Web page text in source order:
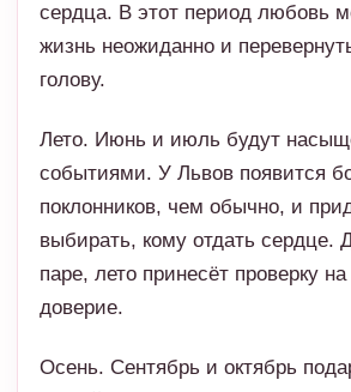
событиями. У Львов появится
поклонников, чем обычно, и
выбирать, кому отдать сердце.
доверие.
Осень. Сентябрь и октябрь
спокойствие. Это время для
решений: брака, совместного
укрепления семьи.
Зима: Ноябрь и декабрь станут